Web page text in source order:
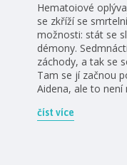
Hematoiové
se zkříží se
možnosti: stát se
démony.
záchody, a tak se
Tam se jí začnou
Aidena, ale to
číst více